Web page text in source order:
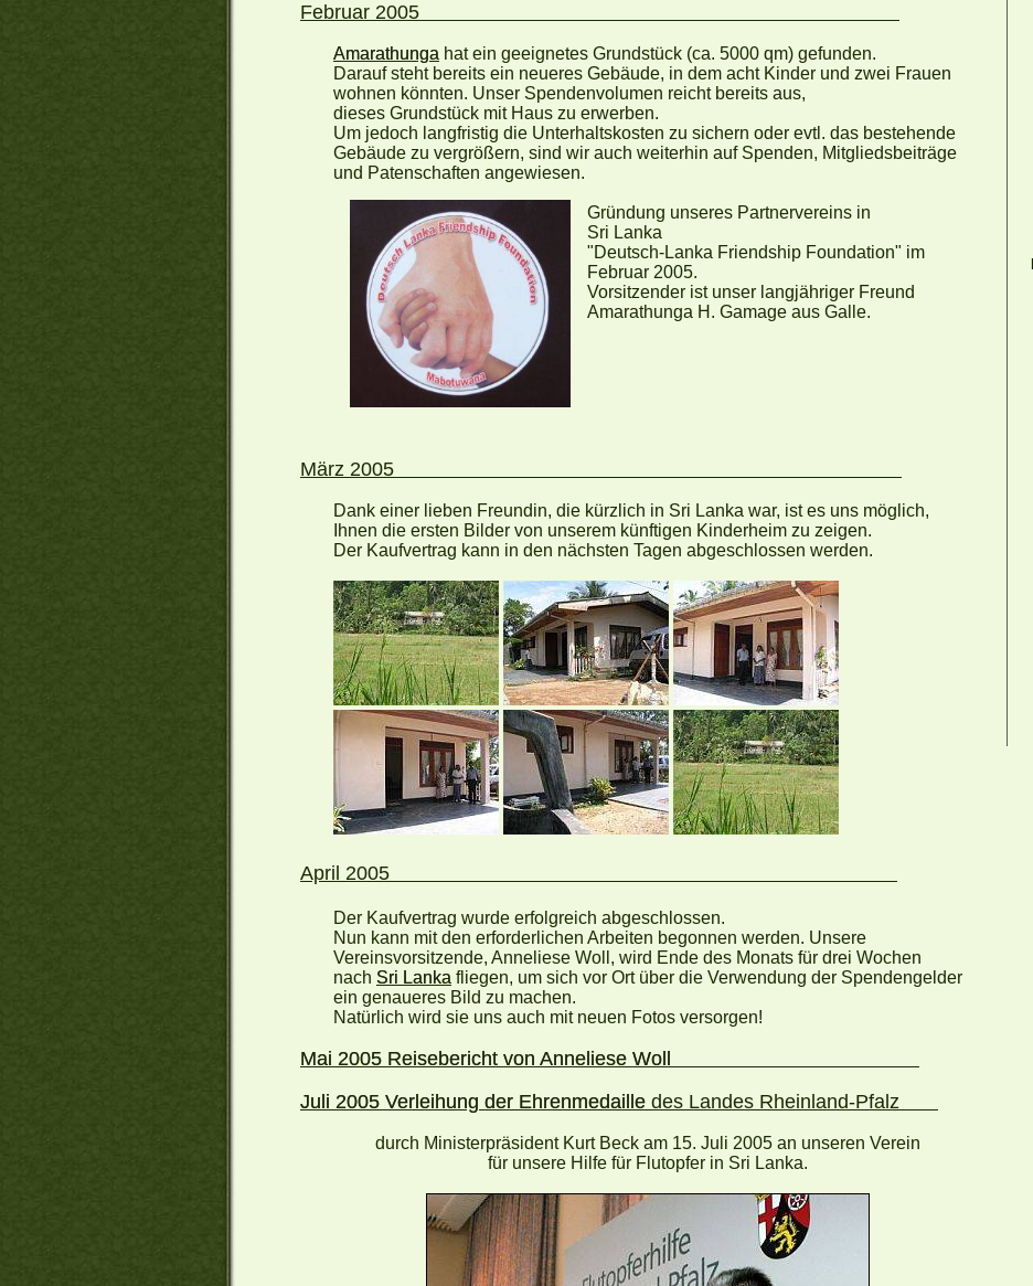
Februar 2005
Amarathunga hat ein geeignetes Grundstück (ca. 5000 qm) gefunden.
Darauf steht bereits ein neueres Gebäude, in dem acht Kinder und zwei Frauen
wohnen könnten. Unser Spendenvolumen reicht bereits aus,
dieses Grundstück mit Haus zu erwerben.
Um jedoch langfristig die Unterhaltskosten zu sichern oder evtl. das bestehende
Gebäude zu vergrößern, sind wir auch weiterhin auf Spenden, Mitgliedsbeiträge
und Patenschaften angewiesen.
Gründung unseres Partnervereins in
Sri Lanka
"Deutsch-Lanka Friendship Foundation" im
Februar 2005.
Vorsitzender ist unser langjähriger Freund
Amarathunga H. Gamage aus Galle.
März 2005
Dank einer lieben Freundin, die kürzlich in Sri Lanka war, ist es uns möglich,
Ihnen die ersten Bilder von unserem künftigen Kinderheim zu zeigen.
Der Kaufvertrag kann in den nächsten Tagen abgeschlossen werden.
April 2005
Der Kaufvertrag wurde erfolgreich abgeschlossen.
Nun kann mit den erforderlichen Arbeiten begonnen werden. Unsere
Vereinsvorsitzende, Anneliese Woll, wird Ende des Monats für drei Wochen
nach Sri Lanka fliegen, um sich vor Ort über die Verwendung der Spendengelder
ein genaueres Bild zu machen.
Natürlich wird sie uns auch mit neuen Fotos versorgen!
Mai 2005 Reisebericht von Anneliese Woll
Juli 2005 Verleihung der Ehrenmedaill e des Landes Rheinland-Pfalz
durch Ministerpräsident Kurt Beck am 15. Juli 2005 an unseren Verein
für unsere Hilfe für Flutopfer in Sri Lanka.